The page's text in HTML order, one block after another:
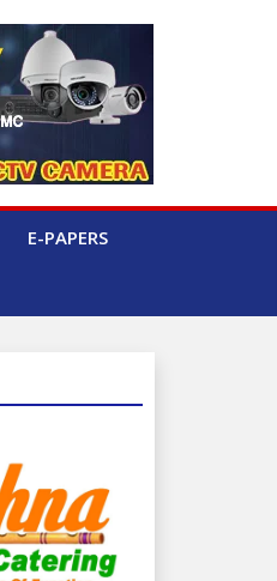
E-PAPERS